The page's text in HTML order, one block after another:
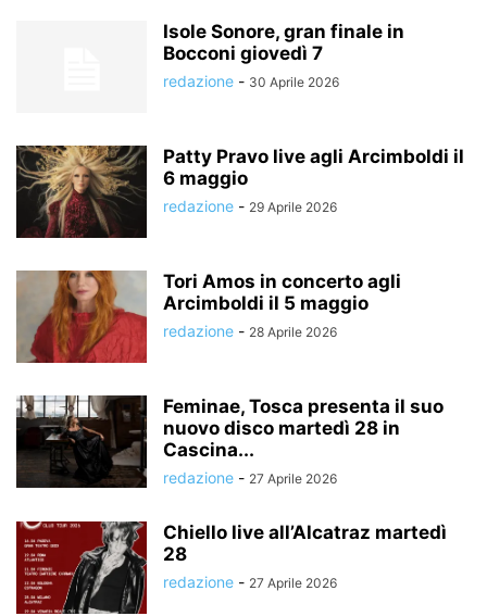
Isole Sonore, gran finale in
Bocconi giovedì 7
redazione - 30 Aprile 2026
Patty Pravo live agli Arcimboldi il
6 maggio
redazione - 29 Aprile 2026
Tori Amos in concerto agli
Arcimboldi il 5 maggio
redazione - 28 Aprile 2026
Feminae, Tosca presenta il suo
nuovo disco martedì 28 in
Cascina...
redazione - 27 Aprile 2026
Chiello live all’Alcatraz martedì
28
redazione - 27 Aprile 2026